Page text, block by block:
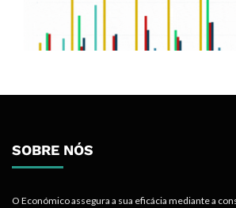
SOBRE NÓS
O Económico assegura a sua eficácia mediante a